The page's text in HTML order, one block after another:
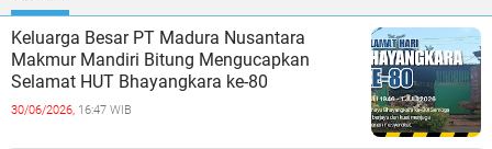
Keluarga Besar PT Madura Nusantara
Makmur Mandiri Bitung Mengucapkan
Selamat HUT Bhayangkara ke-80
30/06/2026, 16:47 WIB